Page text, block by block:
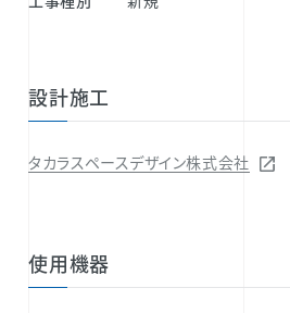
設計施工
タカラスペースデザイン株式会社
使用機器